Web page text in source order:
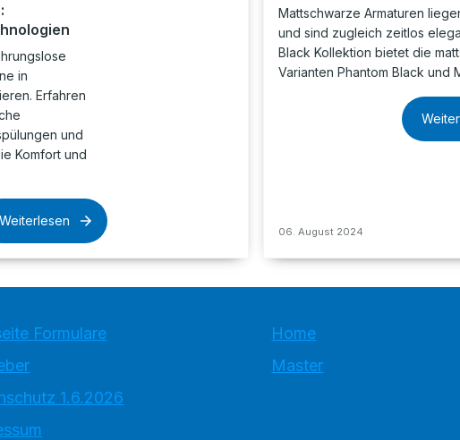
in
Erfahren
und
Komfort und
Weiterlesen
Mattschwarze Armaturen
und sind zugleich zeitlos
Black Kollektion bietet die
Varianten Phantom Black und
06. August 2024
Formulare
1.6.2026
Home
Master